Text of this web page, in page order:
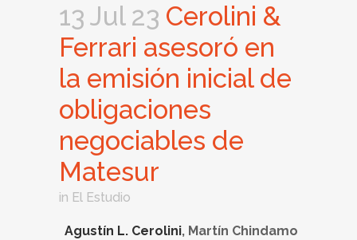
13 Jul 23 Cerolini &
Ferrari asesoró en
la emisión inicial de
obligaciones
negociables de
Matesur
in El Estudio
Agustín L. Cerolini, Martín Chindamo